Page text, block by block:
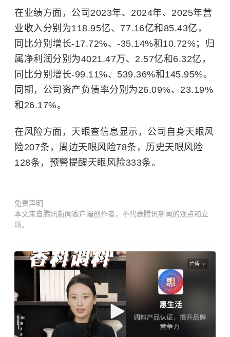
在业绩方面，公司2023年、2024年、2025年营
业收入分别为118.95亿、77.16亿和85.43亿，
同比分别增长-17.72%、-35.14%和10.72%；归
属净利润分别为4021.47万、2.57亿和6.32亿，
同比分别增长-99.11%、539.36%和145.95%。
同期，公司资产负债率分别为26.09%、23.19%
和26.17%。
在风险方面，天眼查信息显示，公司自身天眼风
险207条，周边天眼风险78条，历史天眼风险
128条，预警提醒天眼风险333条。
免责声明
本文来自腾讯新闻客户端创作者，不代表腾讯新闻的观点和立
场。
广告